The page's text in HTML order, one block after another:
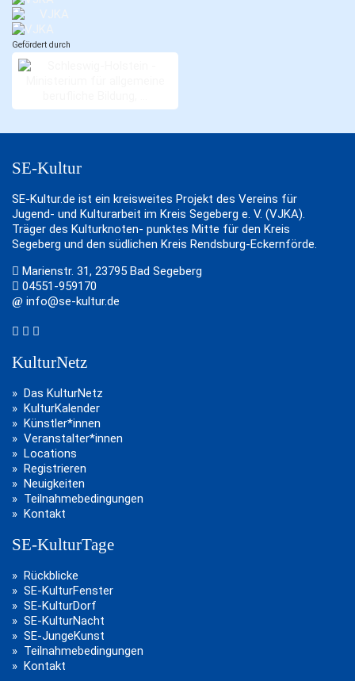
Gefördert durch
SE-Kultur
SE-Kultur.de ist ein kreisweites Projekt des Vereins für
Jugend- und Kulturarbeit im Kreis Segeberg e. V. (VJKA).
Träger des Kulturknoten- punktes Mitte für den Kreis
Segeberg und den südlichen Kreis Rendsburg-Eckernförde.
Marienstr. 31, 23795 Bad Segeberg
04551-959170
info@se-kultur.de
KulturNetz
Das KulturNetz
KulturKalender
Künstler*innen
Veranstalter*innen
Locations
Registrieren
Neuigkeiten
Teilnahmebedingungen
Kontakt
SE-KulturTage
Rückblicke
SE-KulturFenster
SE-KulturDorf
SE-KulturNacht
SE-JungeKunst
Teilnahmebedingungen
Kontakt